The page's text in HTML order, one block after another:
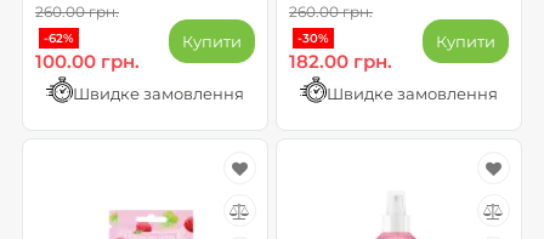
260.00 грн.
-62%
100.00 грн.
Купити
Швидке замовлення
260.00 грн.
-30%
182.00 грн.
Купити
Швидке замовлення